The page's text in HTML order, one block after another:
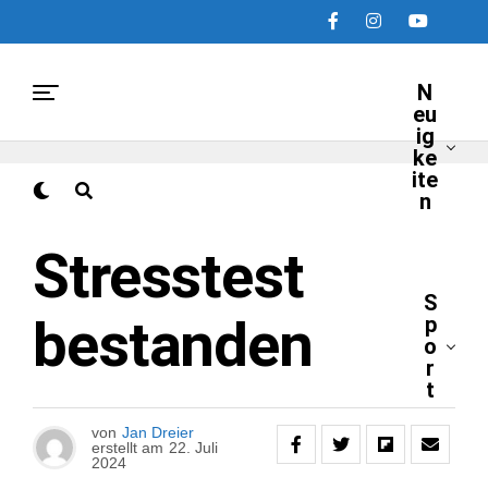
N
eu
ig
ke
ite
n
S
p
o
r
t
Stresstest
bestanden
von Jan Dreier
erstellt am 22. Juli
2024